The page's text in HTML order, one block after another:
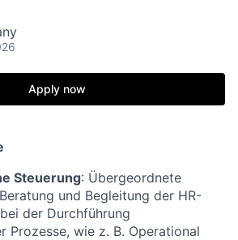
Apply now
Steuerung: Übergeordnete
und Begleitung der HR-
der Durchführung
Prozesse, wie z. B. Operational